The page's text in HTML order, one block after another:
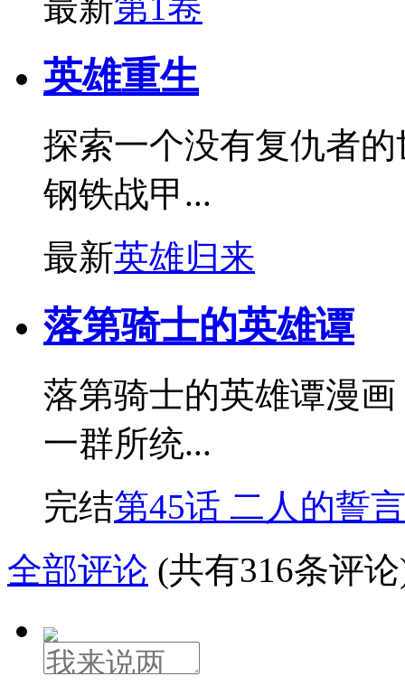
最新第1卷
英雄重生
探索一个没有复仇者
钢铁战甲...
最新英雄归来
落第骑士的英雄谭
落第骑士的英雄谭漫
一群所统...
完结第45话 二人的誓言
全部评论 (共有316条评